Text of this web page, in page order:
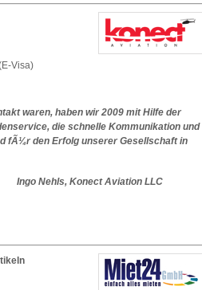
Visa)
waren, haben wir 2009 mit Hilfe der
die schnelle Kommunikation und
fÃ¼r den Erfolg unserer Gesellschaft in
Konect Aviation LLC